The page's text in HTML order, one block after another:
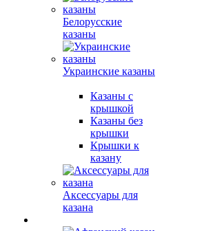
Белорусские
казаны
Украинские казаны
Казаны с
крышкой
Казаны без
крышки
Крышки к
казану
Аксессуары для
казана